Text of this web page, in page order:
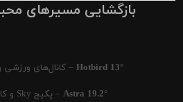
بازگشایی مسیرهای
Hotbird 13° – کانال‌های ورزشی
Astra 19.2° – پکیج Sky و کانال‌های آلمانی